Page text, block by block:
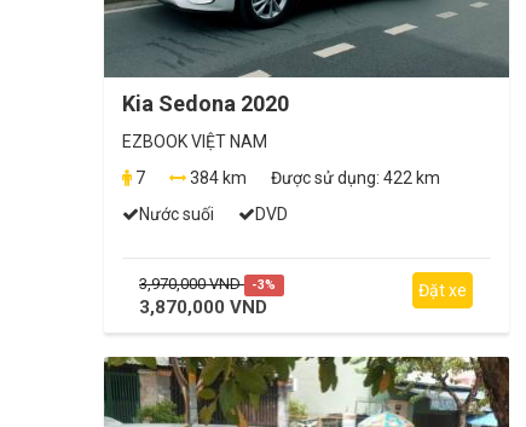
Kia Sedona 2020
EZBOOK VIỆT NAM
7
384 km Được sử dụng: 422 km
Nước suối
DVD
3,970,000 VND -3%
3,870,000 VND
Đặt xe